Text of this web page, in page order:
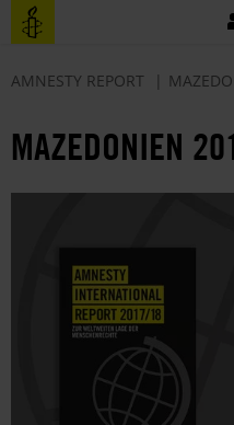
Direkt
zum
Benutzermenü
AMNESTY REPORT
MAZEDONIEN